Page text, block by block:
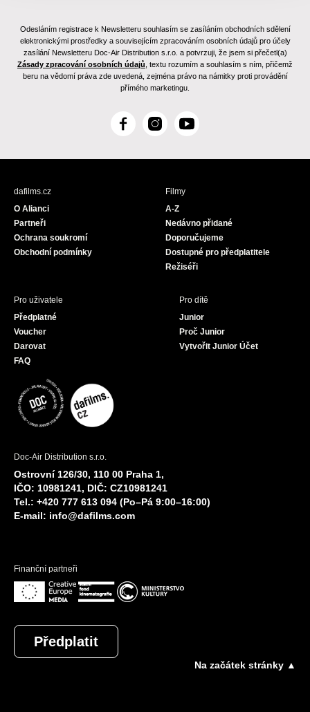
Odesláním registrace k Newsletteru souhlasím se zasíláním obchodních sdělení
elektronickými prostředky a souvisejícím zpracováním osobních údajů pro účely
zasílání Newsletteru Doc-Air Distribution s.r.o. a potvrzuji, že jsem si přečetl(a)
Zásady zpracování osobních údajů , textu rozumím a souhlasím s ním, přičemž
beru na vědomí práva zde uvedená, zejména právo na námitky proti provádění
přímého marketingu.
F
c
I
s
Y
u
dafilms.cz
O Alianci
Partneři
Ochrana soukromí
Obchodní podmínky
Filmy
A-Z
Nedávno přidané
Doporučujeme
Dostupné pro předplatitele
Režiséři
Pro uživatele
Předplatné
Voucher
Darovat
FAQ
Pro dítě
Junior
Proč Junior
Vytvořit Junior Účet
Doc-Air Distribution s.r.o.
Ostrovní 126/30, 110 00 Praha 1,
IČO: 10981241, DIČ: CZ10981241
Tel.: +420 777 613 094 (Po–Pá 9:00–16:00)
E-mail: info@dafilms.com
Finanční partneři
Předplatit
Na začátek stránky ▲